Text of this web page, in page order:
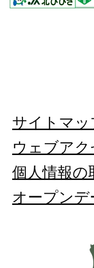
サイトマッ
ウェブア
個人情報の
オープンデ